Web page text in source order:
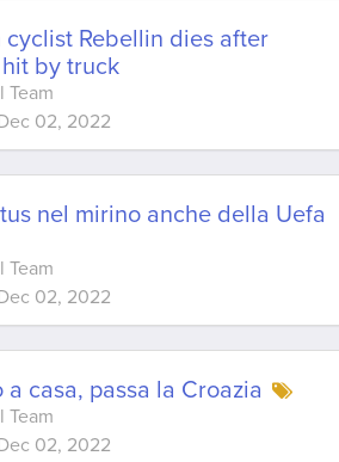
cyclist Rebellin dies after
hit by truck
Team
02, 2022
nel mirino anche della Uefa
Team
02, 2022
a casa, passa la Croazia
Team
02, 2022